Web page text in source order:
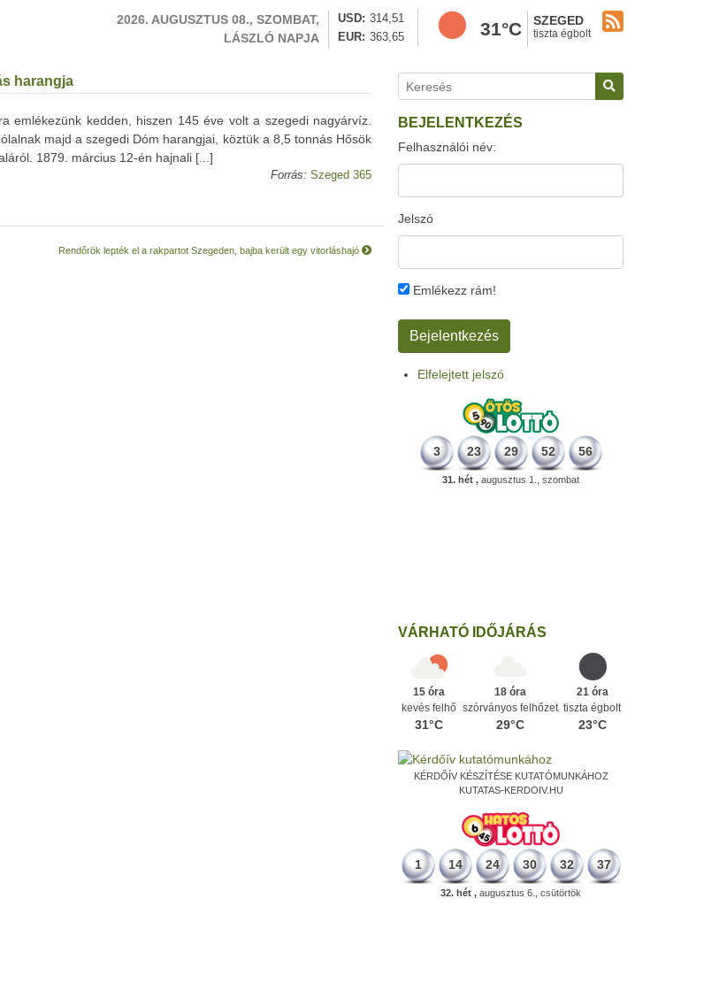
2026. AUGUSZTUS 08., SZOMBAT,
LÁSZLÓ NAPJA
USD
314,51
EUR
363,65 31°C SZEGED
tiszta égbolt
harangja
emlékezünk kedden, hiszen 145 éve volt a szegedi nagyárvíz.
majd a szegedi Dóm harangjai, köztük a 8,5 tonnás Hősök
1879. március 12-én hajnali [...]
Forrás: Szeged 365
Rendőrök lepték el a rakpartot Szegeden, bajba került egy vitorláshajó
BEJELENTKEZÉS
Felhasználói név:
Jelszó
Emlékezz rám!
Elfelejtett jelszó
3 23 29 52 56
31. hét , augusztus 1., szombat
VÁRHATÓ IDŐJÁRÁS
15 óra
kevés felhő
31°C
18 óra
szórványos felhőzet
29°C
21 óra
tiszta égbolt
23°C
KÉRDŐÍV KÉSZÍTÉSE KUTATÓMUNKÁHOZ
KUTATAS-KERDOIV.HU
1 14 24 30 32 37
32. hét , augusztus 6., csütörtök